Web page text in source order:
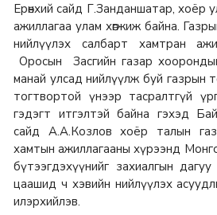
Ерөнхий сайд Г.Занданшатар, хоёр
ажиллагаа улам хөгжиж байна.
нийлүүлэх салбарт хамтран
Оросын Засгийн газар
манай улсад нийлүүлж буй газрын
тогтвортой үнээр тасралтгүй
гэдэгт итгэлтэй байна гэхэд
сайд А.А.Козлов хоёр талын
хамтын ажиллагааны хүрээнд
бүтээгдэхүүнийг захиалгын дагуу
цаашид ч хэвийн нийлүүлэх
илэрхийлэв.